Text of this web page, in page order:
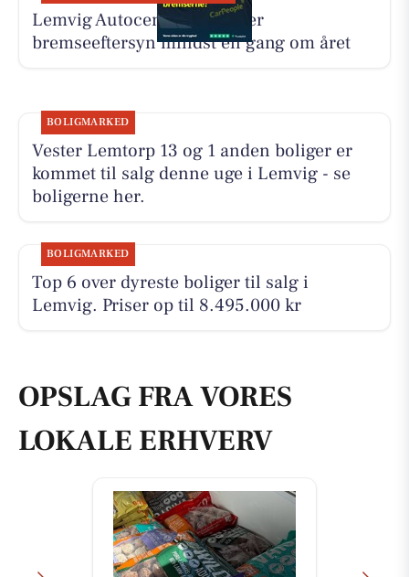
Lemvig Autocenter anbefaler
bremseeftersyn mindst én gang om året
BOLIGMARKED
Vester Lemtorp 13 og 1 anden boliger er
kommet til salg denne uge i Lemvig - se
boligerne her.
BOLIGMARKED
Top 6 over dyreste boliger til salg i
Lemvig. Priser op til 8.495.000 kr
OPSLAG FRA VORES
LOKALE ERHVERV